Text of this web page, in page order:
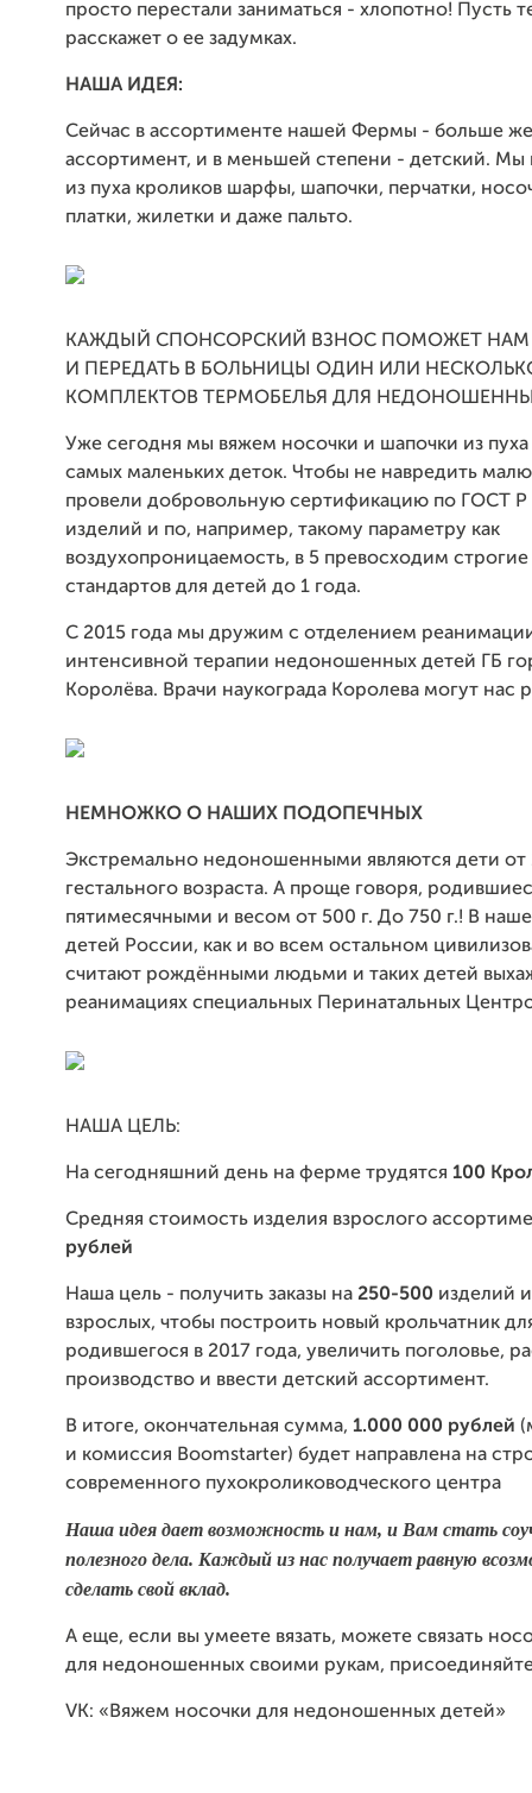
просто перестали заниматься - хлопотно! Пусть
расскажет о ее задумках.
НАША ИДЕЯ:
Сейчас в ассортименте нашей Фермы - больше
ассортимент, и в меньшей степени - детский. Мы
из пуха кроликов шарфы, шапочки, перчатки,
платки, жилетки и даже пальто.
КАЖДЫЙ СПОНСОРСКИЙ ВЗНОС ПОМОЖЕТ НАМ
И ПЕРЕДАТЬ В БОЛЬНИЦЫ ОДИН ИЛИ
КОМПЛЕКТОВ ТЕРМОБЕЛЬЯ ДЛЯ
Уже сегодня мы вяжем носочки и шапочки из пуха
самых маленьких деток. Чтобы не навредить
провели добровольную сертификацию по ГОСТ Р
изделий и по, например, такому параметру как
воздухопроницаемость, в 5 превосходим строгие
стандартов для детей до 1 года.
С 2015 года мы дружим с отделением
интенсивной терапии недоношенных детей ГБ
Королёва. Врачи наукограда Королева могут нас
НЕМНОЖКО О НАШИХ ПОДОПЕЧНЫХ
Экстремально недоношенными являются дети от
гестального возраста. А проще говоря,
пятимесячными и весом от 500 г. До 750 г.! В
детей России, как и во всем остальном
считают рождёнными людьми и таких детей
реанимациях специальных Перинатальных
НАША ЦЕЛЬ:
На сегодняшний день на ферме трудятся 100
Средняя стоимость изделия взрослого
рублей
Наша цель - получить заказы на 250-500 изделий
взрослых, чтобы построить новый крольчатник
родившегося в 2017 года, увеличить поголовье,
производство и ввести детский ассортимент.
В итоге, окончательная сумма, 1.000 000 рублей
и комиссия Boomstarter) будет направлена на
современного пухокролиководческого центра
Наша идея дает возможность и нам, и Вам стать
полезного дела. Каждый из нас получает равную
сделать свой вклад.
А еще, если вы умеете вязать, можете связать
для недоношенных своими рукам,
VK: «Вяжем носочки для недоношенных детей»